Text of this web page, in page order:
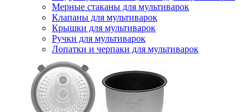
Мерные стаканы для мультиварок
Клапаны для мультиварок
Крышки для мультиварок
Ручки для мультиварок
Лопатки и черпаки для мультиварок